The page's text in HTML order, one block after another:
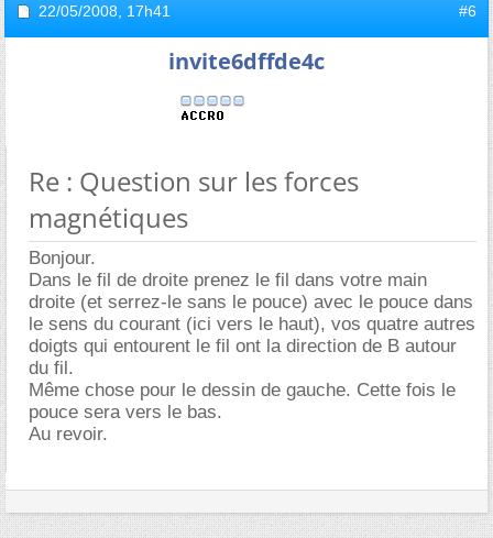
22/05/2008, 17h41 #6
invite6dffde4c
Re : Question sur les forces
magnétiques
Bonjour.
Dans le fil de droite prenez le fil dans votre main
droite (et serrez-le sans le pouce) avec le pouce dans
le sens du courant (ici vers le haut), vos quatre autres
doigts qui entourent le fil ont la direction de B autour
du fil.
Même chose pour le dessin de gauche. Cette fois le
pouce sera vers le bas.
Au revoir.